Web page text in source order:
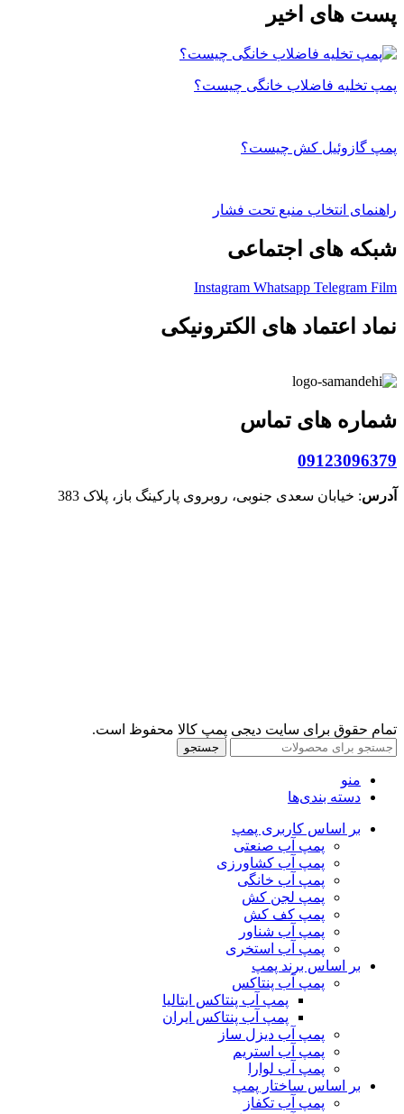
پست های اخیر
پمپ تخلیه فاضلاب خانگی چیست؟
پمپ گازوئیل کش چیست؟
راهنمای انتخاب منبع تحت فشار
شبکه های اجتماعی
Instagram Whatsapp Telegram Film
نماد اعتماد های الکترونیکی
شماره های تماس
09123096379
آدرس: خیابان سعدی جنوبی، روبروی پارکینگ باز، پلاک 383
تمام حقوق برای سایت دیجی پمپ کالا محفوظ است.
جستجو
منو
دسته بندی‌ها
بر اساس کاربری پمپ
پمپ آب صنعتی
پمپ آب کشاورزی
پمپ آب خانگی
پمپ لجن کش
پمپ کف کش
پمپ آب شناور
پمپ آب استخری
بر اساس برند پمپ
پمپ آب پنتاکس
پمپ آب پنتاکس ایتالیا
پمپ آب پنتاکس ایران
پمپ آب دیزل ساز
پمپ آب استریم
پمپ آب لوارا
بر اساس ساختار پمپ
پمپ آب تکفاز